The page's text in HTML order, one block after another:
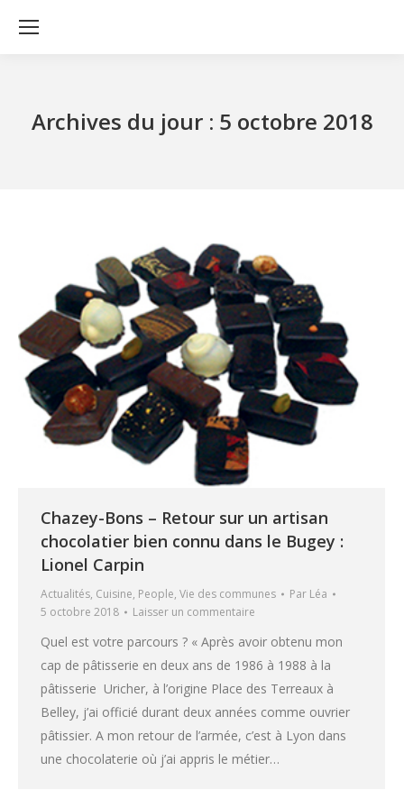
Archives du jour : 5 octobre 2018
Chazey-Bons – Retour sur un artisan
chocolatier bien connu dans le Bugey :
Lionel Carpin
Actualités, Cuisine, People, Vie des communes Par Léa
5 octobre 2018
Laisser un commentaire
Quel est votre parcours ? « Après avoir obtenu mon
cap de pâtisserie en deux ans de 1986 à 1988 à la
pâtisserie Uricher, à l’origine Place des Terreaux à
Belley, j’ai officié durant deux années comme ouvrier
pâtissier. A mon retour de l’armée, c’est à Lyon dans
une chocolaterie où j’ai appris le métier…